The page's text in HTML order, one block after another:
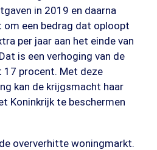
in 2019 en daarna
een bedrag dat oploopt
per jaar aan het einde van
is een verhoging van de
procent. Met deze
kan de krijgsmacht haar
Koninkrijk te beschermen
oververhitte woningmarkt.